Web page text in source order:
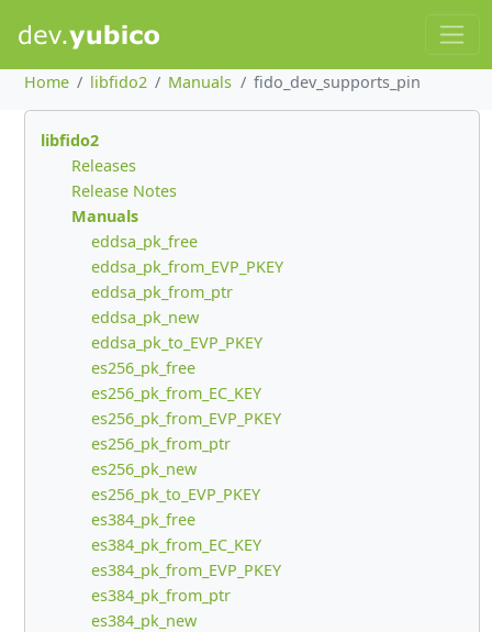
Home libfido2 Manuals fido_dev_supports_pin
libfido2
Releases
Release Notes
Manuals
eddsa_pk_free
eddsa_pk_from_EVP_PKEY
eddsa_pk_from_ptr
eddsa_pk_new
eddsa_pk_to_EVP_PKEY
es256_pk_free
es256_pk_from_EC_KEY
es256_pk_from_EVP_PKEY
es256_pk_from_ptr
es256_pk_new
es256_pk_to_EVP_PKEY
es384_pk_free
es384_pk_from_EC_KEY
es384_pk_from_EVP_PKEY
es384_pk_from_ptr
es384_pk_new